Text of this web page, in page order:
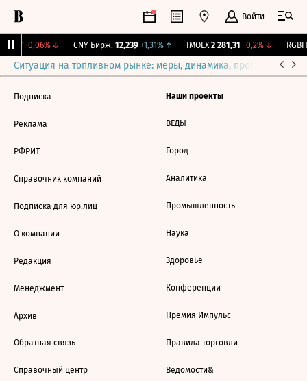
Войти
-0,06%↓ CNY Бирж. 12,239 +1,31%↑ IMOEX 2 281,31 -0,2%↓
Ситуация на топливном рынке: меры, динамика, прогнозы
Подписка
Реклама
РФРИТ
Справочник компаний
Подписка для юр.лиц
О компании
Редакция
Менеджмент
Архив
Обратная связь
Справочный центр
Наши проекты
ВЕДЫ
Город
Аналитика
Промышленность
Наука
Здоровье
Конференции
Премия Импульс
Правила торговли
Ведомости&